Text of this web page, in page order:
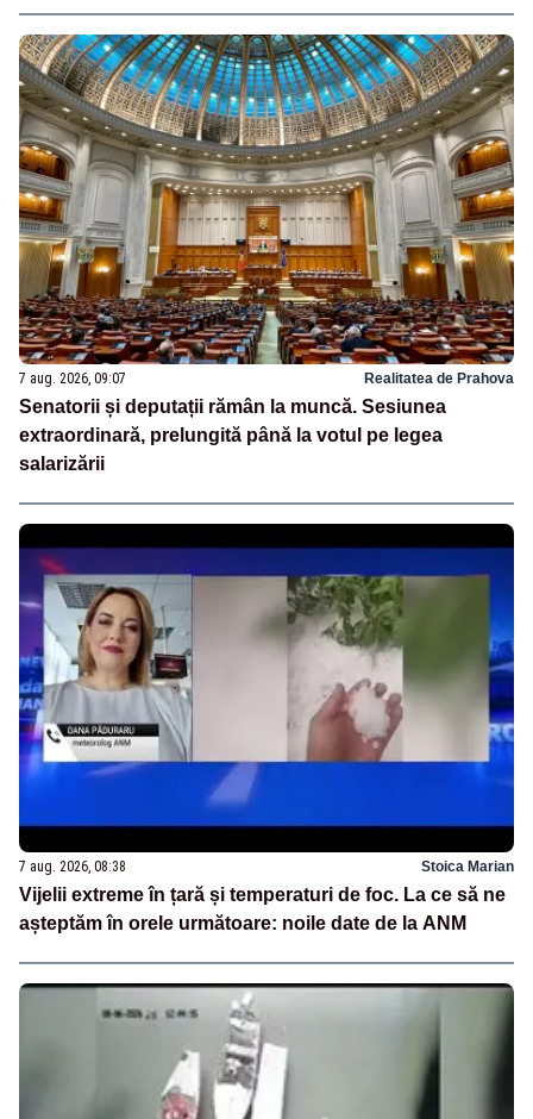
7 aug. 2026, 09:07 Realitatea de Prahova
Senatorii și deputații rămân la muncă. Sesiunea
extraordinară, prelungită până la votul pe legea
salarizării
7 aug. 2026, 08:38 Stoica Marian
Vijelii extreme în țară și temperaturi de foc. La ce să ne
așteptăm în orele următoare: noile date de la ANM